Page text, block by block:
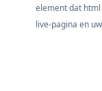
element dat
live-pagina en